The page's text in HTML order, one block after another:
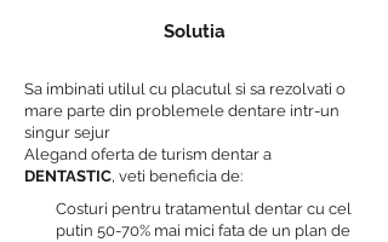
Solutia
Sa imbinati utilul cu placutul si sa rezolvati o
mare parte din problemele dentare intr-un
singur sejur
Alegand oferta de turism dentar a
DENTASTIC, veti beneficia de:
Costuri pentru tratamentul dentar cu cel
putin 50-70% mai mici fata de un plan de